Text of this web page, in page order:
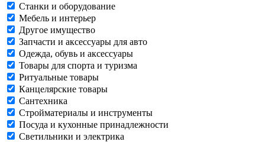
Станки и оборудование
Мебель и интерьер
Другое имущество
Запчасти и аксессуары для авто
Одежда, обувь и аксессуары
Товары для спорта и туризма
Ритуальные товары
Канцелярские товары
Сантехника
Стройматериалы и инструменты
Посуда и кухонные принадлежности
Светильники и электрика